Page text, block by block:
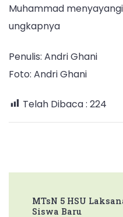
Muhammad
ungkapnya
Penulis: Andri Ghani
Foto: Andri Ghani
Telah Dibaca : 224
Navigation
MTsN 5 HSU
Siswa Baru